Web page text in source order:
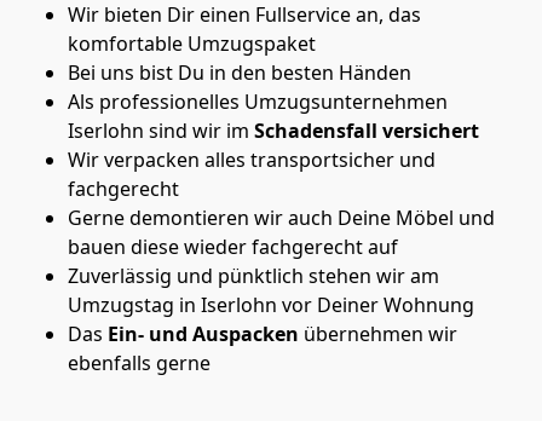
Wir bieten Dir einen Fullservice an, das
komfortable Umzugspaket
Bei uns bist Du in den besten Händen
Als professionelles Umzugsunternehmen
Iserlohn sind wir im Schadensfall versichert
Wir verpacken alles transportsicher und
fachgerecht
Gerne demontieren wir auch Deine Möbel und
bauen diese wieder fachgerecht auf
Zuverlässig und pünktlich stehen wir am
Umzugstag in Iserlohn vor Deiner Wohnung
Das Ein- und Auspacken übernehmen wir
ebenfalls gerne